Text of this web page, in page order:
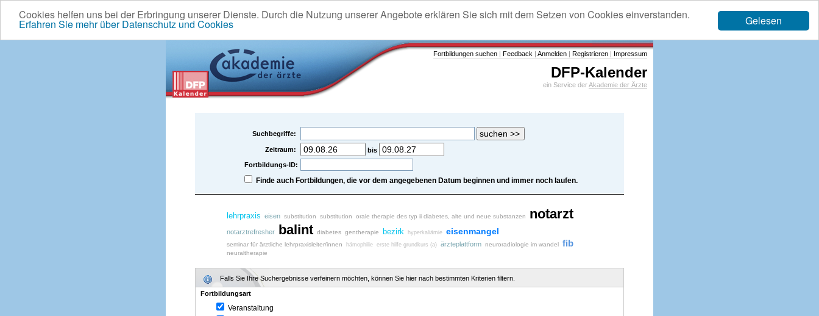
Gelesen
Cookies helfen uns bei der Erbringung unserer Dienste. Durch die Nutzung unserer Angebote erklären Sie sich mit dem Setzen von Cookies einverstanden.
Erfahren Sie mehr über Datenschutz und Cookies
Fortbildungen suchen | Feedback | Anmelden | Registrieren | Impressum
DFP-Kalender
ein Service derAkademie der Ärzte
Suchbegriffe:
Zeitraum:
bis
Fortbildungs-ID:
Finde auch Fortbildungen, die vor dem angegebenen Datum beginnen und immer noch laufen.
lehrpraxis eisen substitution substitution orale therapie des typ ii diabetes, alte und neue substanzen notarzt
notarztrefresher balint diabetes gentherapie bezirk hyperkaliämie eisenmangel
seminar für ärztliche lehrpraxisleiter/innen hämophilie erste hilfe grundkurs (a) ärzteplattform neuroradiologie im wandel fib
neuraltherapie
Falls Sie Ihre Suchergebnisse verfeinern möchten, können Sie hier nach bestimmten Kriterien filtern.
Fortbildungsart
Veranstaltung